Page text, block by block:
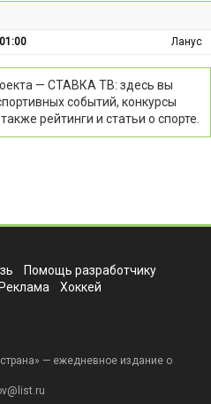
01:00 Ланус
— СТАВКА ТВ: здесь вы
событий, конкурсы
рейтинги и статьи о спорте.
Помощь разработчику
Реклама Хоккей
» — ежедневное издание о